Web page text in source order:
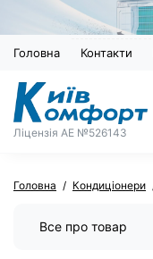
Головна Контакти
Ліцензія AE №526143
Головна Кондиціонери
Все про товар